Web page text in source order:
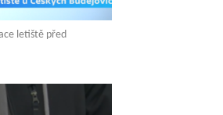
letiště před